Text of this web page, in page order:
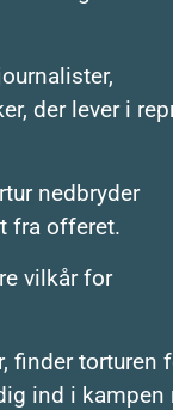
der lever i
nedbryder
fra offeret.
vilkår for
finder torturen
ind i kampen